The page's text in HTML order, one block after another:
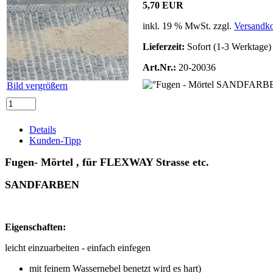
Bild vergrößern
5,70 EUR
inkl. 19 % MwSt. zzgl.
Lieferzeit: Sofort (1-3 Werktage)
Art.Nr.: 20-20036
Details
Kunden-Tipp
Fugen- Mörtel , für FLEXWAY Strasse etc.
SANDFARBEN
Eigenschaften:
leicht einzuarbeiten - einfach einfegen
mit feinem Wassernebel benetzt wird es hart)